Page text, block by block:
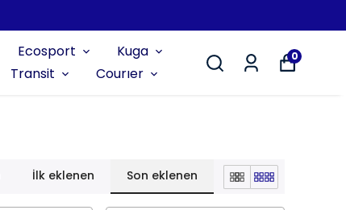
Ecosport
Kuga
Transit Courıer
0
İlk eklenen Son eklenen